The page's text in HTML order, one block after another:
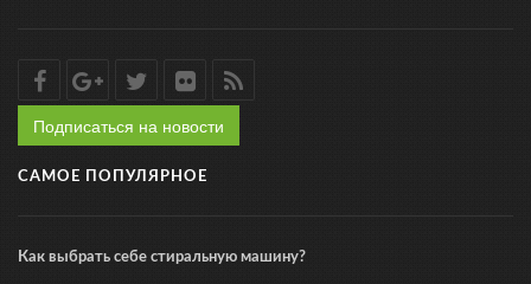
Подписаться на новости
САМОЕ ПОПУЛЯРНОЕ
Как выбрать себе стиральную машину?